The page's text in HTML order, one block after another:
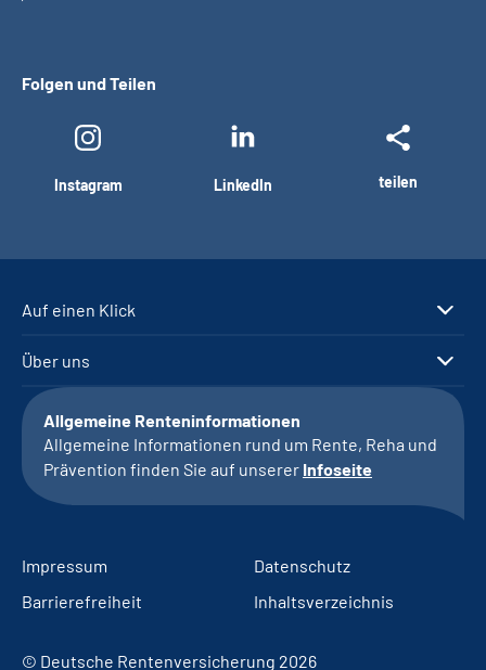
Folgen und Teilen
Instagram LinkedIn teilen
Auf einen Klick
Über uns
Allgemeine Renteninformationen
Allgemeine Informationen rund um Rente, Reha und
Prävention finden Sie auf unserer Infoseite
Impressum
Datenschutz
Barrierefreiheit
Inhaltsverzeichnis
© Deutsche Rentenversicherung 2026